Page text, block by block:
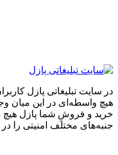
تبلیغاتی پازل کاربران
در این میان وجود
و فروشِ شما پازل هیچ
مختلف امنیتی را در نظر